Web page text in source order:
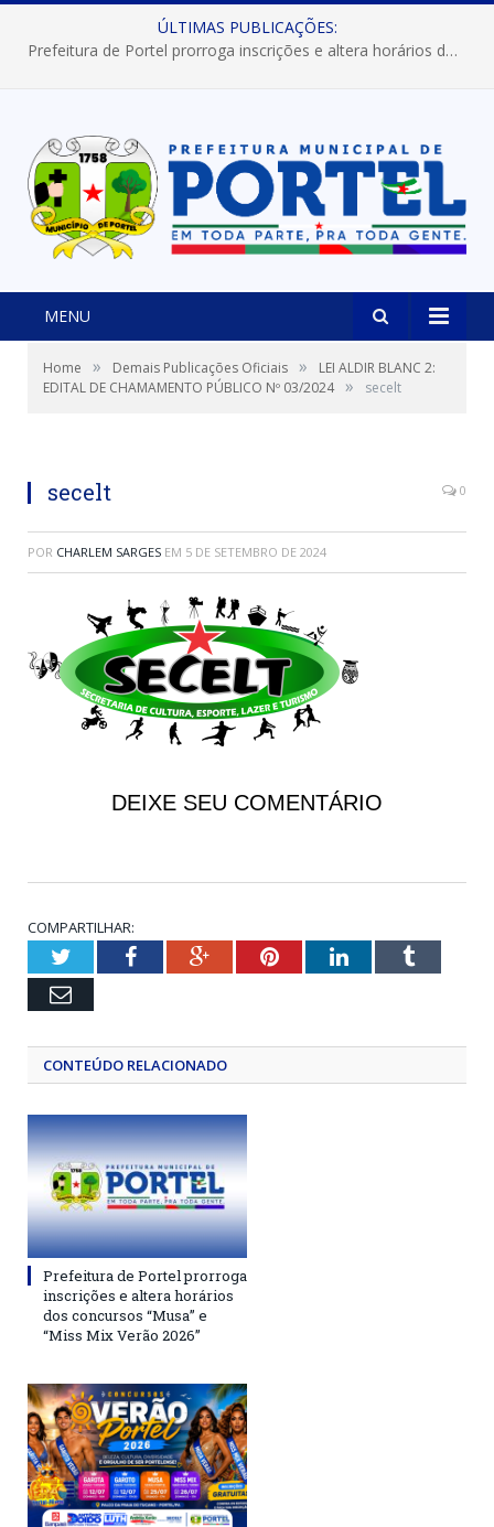
ÚLTIMAS PUBLICAÇÕES:
Prefeitura de Portel prorroga inscrições e altera horários dos concursos “Musa” e “Miss Mix Verão 2026”
MENU
Home » Demais Publicações Oficiais »
LEI ALDIR BLANC 2:
EDITAL DE CHAMAMENTO PÚBLICO Nº 03/2024 » secelt
secelt 0
POR CHARLEM SARGES EM 5 DE SETEMBRO DE 2024
DEIXE SEU COMENTÁRIO
COMPARTILHAR:
TwitterFacebookGoogle+PinterestLinkedInTumblr
Email
CONTEÚDO RELACIONADO
Prefeitura de Portel prorroga
inscrições e altera horários
dos concursos “Musa” e
“Miss Mix Verão 2026”